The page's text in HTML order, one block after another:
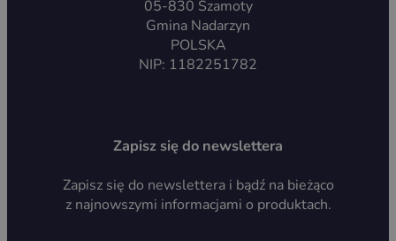
05-830 Szamoty
Gmina Nadarzyn
POLSKA
NIP: 1182251782
Zapisz się do newslettera
Zapisz się do newslettera i bądź na bieżąco
z najnowszymi informacjami o produktach.